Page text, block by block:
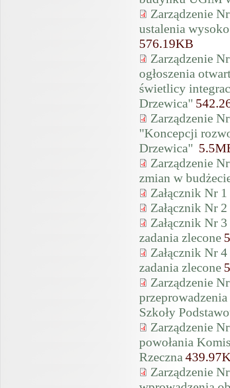
Zarządzenie
ustalenia
576.19KB
Zarządzenie
ogłoszenia
świetlicy
Drzewica"
Zarządzenie
"Koncepcji
Drzewica"
Zarządzenie
zmian w
Załącznik Nr
Załącznik Nr
Załącznik Nr
zadania zlecone
Załącznik Nr
zadania zlecone
Zarządzenie
Szkoły
Zarządzenie
powołania
Rzeczna
Zarządzenie